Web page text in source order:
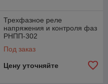
Трехфазное реле
напряжения и контроля фаз
РНПП-302
Под заказ
Цену уточняйте